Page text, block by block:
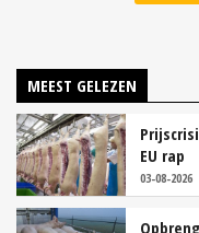
MEEST GELEZEN
EU rap
03-08-2026